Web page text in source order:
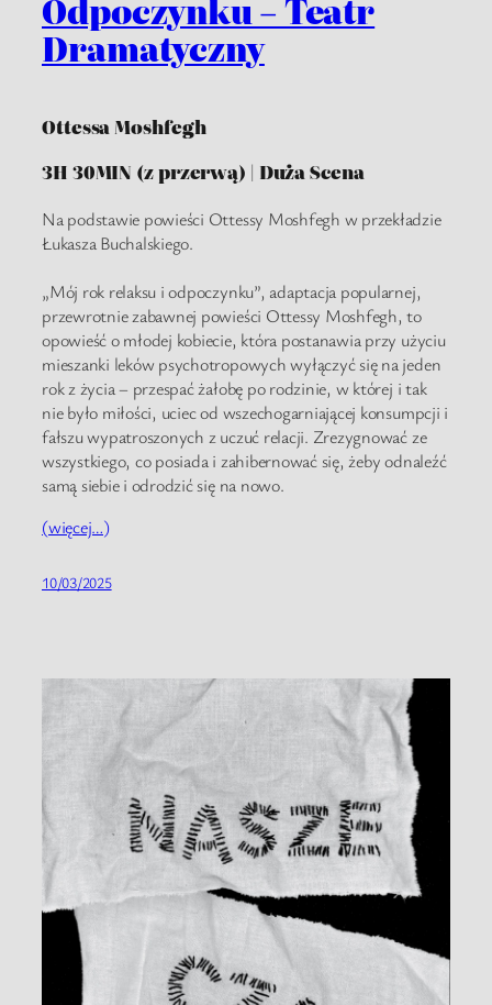
Odpoczynku – Teatr
Dramatyczny
Ottessa Moshfegh
3H 30MIN (z przerwą) | Duża Scena
Na podstawie powieści Ottessy Moshfegh w przekładzie
Łukasza Buchalskiego.
„Mój rok relaksu i odpoczynku”, adaptacja popularnej,
przewrotnie zabawnej powieści Ottessy Moshfegh, to
opowieść o młodej kobiecie, która postanawia przy użyciu
mieszanki leków psychotropowych wyłączyć się na jeden
rok z życia – przespać żałobę po rodzinie, w której i tak
nie było miłości, uciec od wszechogarniającej konsumpcji i
fałszu wypatroszonych z uczuć relacji. Zrezygnować ze
wszystkiego, co posiada i zahibernować się, żeby odnaleźć
samą siebie i odrodzić się na nowo.
(więcej…)
10/03/2025